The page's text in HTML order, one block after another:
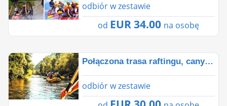
odbiór w zestawie
od EUR 34.00 na osobę
Połączona trasa raftingu, canyoningu i tyrolki z Ant
odbiór w zestawie